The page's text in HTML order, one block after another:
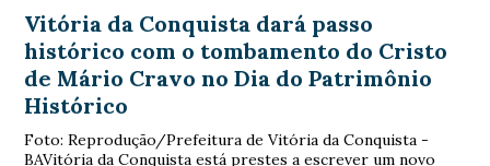
Vitória da Conquista dará passo
histórico com o tombamento do Cristo
de Mário Cravo no Dia do Patrimônio
Histórico
Foto: Reprodução/Prefeitura de Vitória da Conquista -
BAVitória da Conquista está prestes a escrever um novo